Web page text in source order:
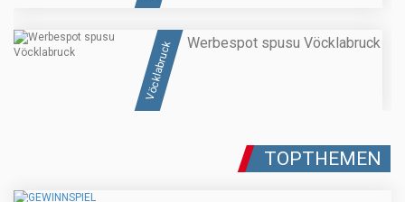
Vöcklabruck Werbespot spusu Vöcklabruck
TOPTHEMEN